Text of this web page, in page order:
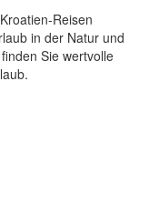
Reisen
in der Natur und
Sie wertvolle